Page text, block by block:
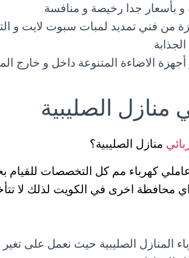
و بأسعار جدا رخيصة و منافسة.
من فني تمديد لمبات سبوت لايت و
الاضاءة المتنوعة داخل و خارج
منازل الصليبية
منازل الصليبية؟
كهرباء مم كل التخصصات للقيام
اي محافظة اخرى في الكويت لذلك لا
المنازل الصليبية حيث نعمل على تغير